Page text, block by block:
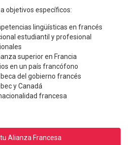
objetivos específicos:
lingüísticas en francés
estudiantil y profesional
superior en Francia
en un país francófono
del gobierno francés
y Canadá
francesa
Alianza Francesa